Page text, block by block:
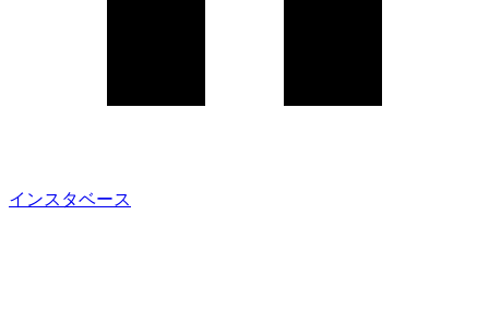
インスタベース